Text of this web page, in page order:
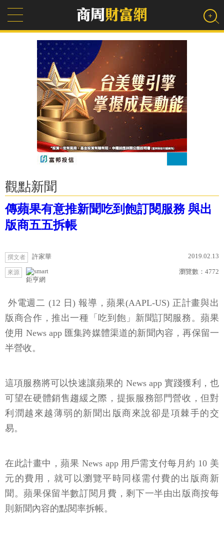
觀點新聞
傳蘋果有意推新聞吃到飽訂閱服務 與出
版商五五拆帳
撰文者 許家華 2019.02.13
來源
鉅亨網
瀏覽數： 4772
外電週二 (12 日) 報導，蘋果(AAPL-US) 正計畫與出
版商合作，推出一種「吃到飽」新聞訂閱服務。蘋果
使用 News app 匯集跨媒體渠道的新聞內容，再保留一
半營收。
這項服務將可以快速讓蘋果的 News app 實踐獲利，也
可望在硬體銷售趨緩之際，提振服務部門營收，但對
利潤越來越薄弱的新聞出版商來說卻是項棘手的交
易。
在此計畫中，蘋果 News app 用戶需支付每月約 10 美
元的費用，就可以瀏覽平時同樣需付費的出版商新
聞。蘋果保留半數訂閱月費，剩下一半由出版商按每
則新聞內容的點閱率拆帳。